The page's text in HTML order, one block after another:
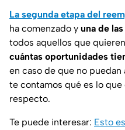
La segunda etapa del
ha comenzado y una de
todos aquellos que
cuántas oportunidades
en caso de que no puedan
te contamos qué es lo
respecto.
Te puede interesar: Esto